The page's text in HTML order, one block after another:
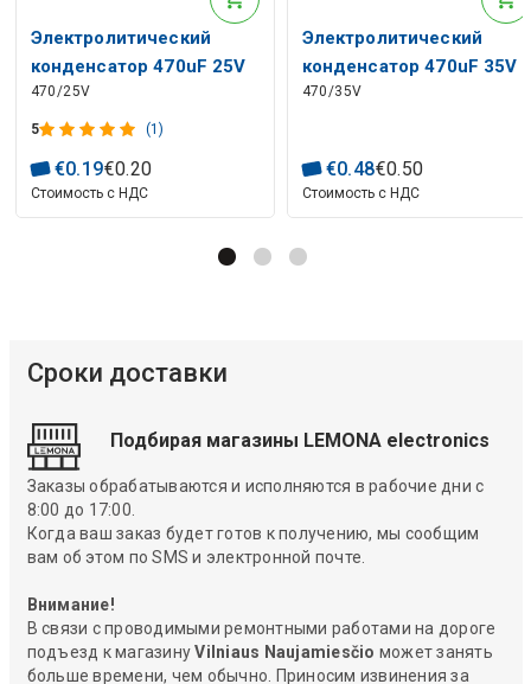
Электролитический
конденсатор 470uF 25V
105° 10X16mm RoHS
470/25V
5 (1)
€0.19€0.20
Стоимость с НДС
Электролитический
конденсатор 470uF 35V
105° 10x20mm RoHS
470/35V
€0.48€0.50
Стоимость с НДС
Сроки доставки
Подбирая магазины LEMONA electronics
Заказы обрабатываются и исполняются в рабочие дни с
8:00 до 17:00.
Когда ваш заказ будет готов к получению, мы сообщим
вам об этом по SMS и электронной почте.
Внимание!
В связи с проводимыми ремонтными работами на дороге
подъезд к магазинуVilniaus Naujamiesčio может занять
больше времени, чем обычно. Приносим извинения за